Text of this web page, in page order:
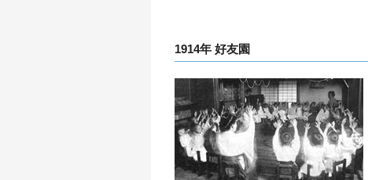
1914年 好友園